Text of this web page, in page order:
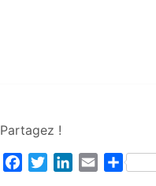
Partagez !
FacebookTwitterLinkedIn
Email